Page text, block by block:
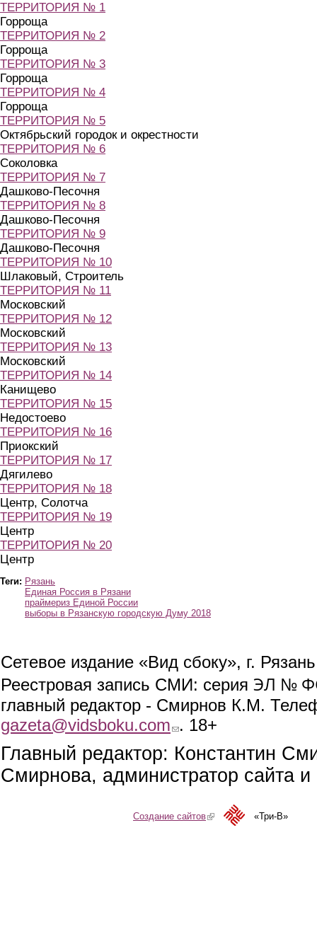
ТЕРРИТОРИЯ № 1
Горроща
ТЕРРИТОРИЯ № 2
Горроща
ТЕРРИТОРИЯ № 3
Горроща
ТЕРРИТОРИЯ № 4
Горроща
ТЕРРИТОРИЯ № 5
Октябрьский городок и окрестности
ТЕРРИТОРИЯ № 6
Соколовка
ТЕРРИТОРИЯ № 7
Дашково-Песочня
ТЕРРИТОРИЯ № 8
Дашково-Песочня
ТЕРРИТОРИЯ № 9
Дашково-Песочня
ТЕРРИТОРИЯ № 10
Шлаковый, Строитель
ТЕРРИТОРИЯ № 11
Московский
ТЕРРИТОРИЯ № 12
Московский
ТЕРРИТОРИЯ № 13
Московский
ТЕРРИТОРИЯ № 14
Канищево
ТЕРРИТОРИЯ № 15
Недостоево
ТЕРРИТОРИЯ № 16
Приокский
ТЕРРИТОРИЯ № 17
Дягилево
ТЕРРИТОРИЯ № 18
Центр, Солотча
ТЕРРИТОРИЯ № 19
Центр
ТЕРРИТОРИЯ № 20
Центр
Теги: Рязань
Единая Россия в Рязани
праймериз Единой России
выборы в Рязанскую городскую Думу 2018
Сетевое издание «Вид сбоку», г.
Реестровая запись СМИ: серия ЭЛ №
главный редактор - Смирнов К.М.
gazeta@vidsboku.com (link sends e-mail)
. 18+
Главный редактор: Константин
Смирнова, администратор сайта
Создание сайтов(link is external)«Три-В»